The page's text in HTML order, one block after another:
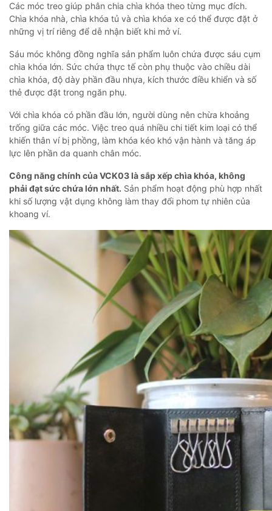
Các móc treo giúp phân chia chìa khóa theo từng mục đích.
Chìa khóa nhà, chìa khóa tủ và chìa khóa xe có thể được đặt ở
những vị trí riêng để dễ nhận biết khi mở ví.
Sáu móc không đồng nghĩa sản phẩm luôn chứa được sáu cụm
chìa khóa lớn. Sức chứa thực tế còn phụ thuộc vào chiều dài
chìa khóa, độ dày phần đầu nhựa, kích thước điều khiển và số
thẻ được đặt trong ngăn phụ.
Với chìa khóa có phần đầu lớn, người dùng nên chừa khoảng
trống giữa các móc. Việc treo quá nhiều chi tiết kim loại có thể
khiến thân ví bị phồng, làm khóa kéo khó vận hành và tăng áp
lực lên phần da quanh chân móc.
Công năng chính của VCK03 là sắp xếp chìa khóa, không
phải đạt sức chứa lớn nhất. Sản phẩm hoạt động phù hợp nhất
khi số lượng vật dụng không làm thay đổi phom tự nhiên của
khoang ví.